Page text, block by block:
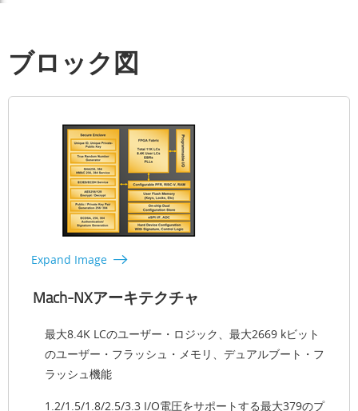
ブロック図
Expand Image
Mach-NXアーキテクチャ
最大8.4K LCのユーザー・ロジック、最大2669 kビット
のユーザー・フラッシュ・メモリ、デュアルブート・フ
ラッシュ機能
1.2/1.5/1.8/2.5/3.3 I/O電圧をサポートする最大379のプ